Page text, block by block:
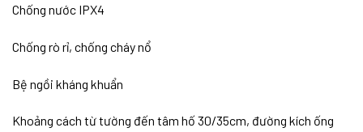
Chống nước IPX4
Chống rò rỉ, chống cháy nổ
Bệ ngồi kháng khuẩn
Khoảng cách từ tường đến tâm hố 30/35cm, đường kích ống